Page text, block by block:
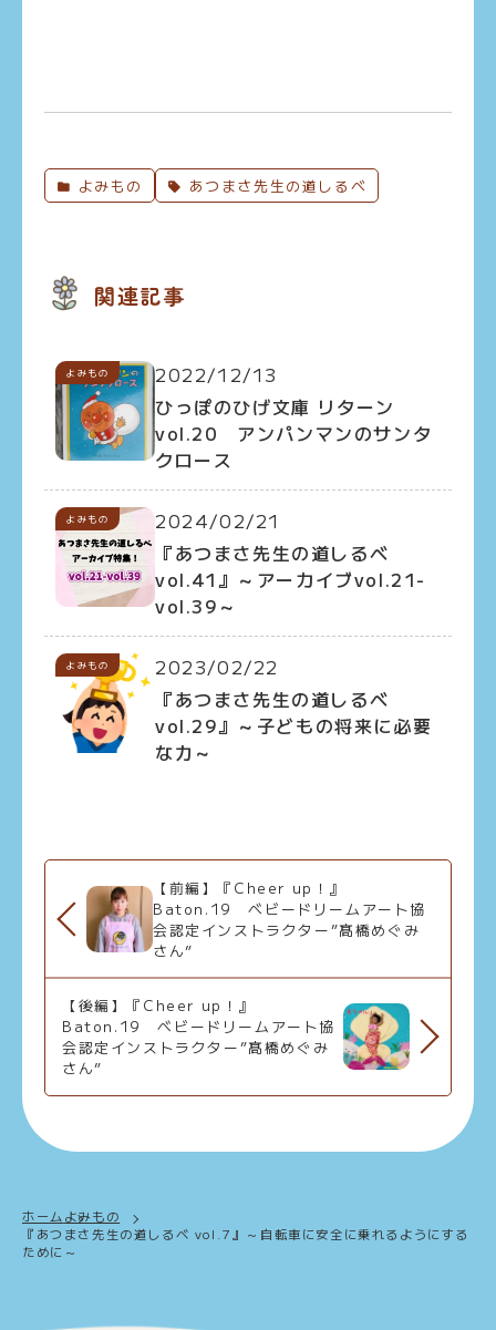
よみもの あつまさ先生の道しるべ
関連記事
よみもの
2022/12/13
ひっぽのひげ文庫 リターン
vol.20 アンパンマンのサンタ
クロース
よみもの
2024/02/21
『あつまさ先生の道しるべ
vol.41』～アーカイブvol.21-
vol.39～
よみもの
2023/02/22
『あつまさ先生の道しるべ
vol.29』～子どもの将来に必要
な力～
【前編】『Cheer up！』
Baton.19 ベビードリームアート協
会認定インストラクター”髙橋めぐみ
さん”
【後編】『Cheer up！』
Baton.19 ベビードリームアート協
会認定インストラクター”髙橋めぐみ
さん”
ホームよみもの
『あつまさ先生の道しるべ vol.7』～自転車に安全に乗れるようにする
ために～